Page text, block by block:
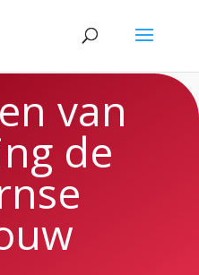
van
de